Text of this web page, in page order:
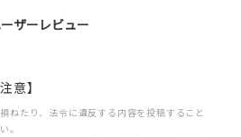
ザーレビュー
意】
ねたり、法令に違反する内容を投稿すること
。